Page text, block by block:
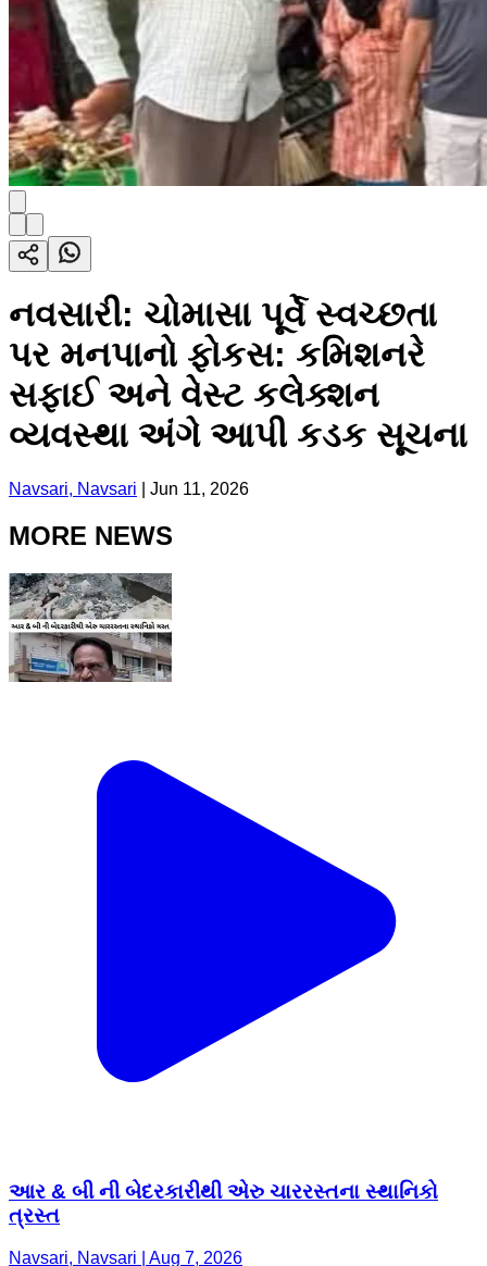
નવસારી: ચોમાસા પૂર્વે સ્વચ્છતા
પર મનપાનો ફોકસ: કમિશનરે
સફાઈ અને વેસ્ટ કલેક્શન
વ્યવસ્થા અંગે આપી કડક સૂચના
Navsari, Navsari Jun 11, 2026
MORE NEWS
આર & બી ની બેદરકારીથી એરુ ચારરસ્તના સ્થાનિકો
ત્રસ્ત
Navsari, Navsari | Aug 7, 2026